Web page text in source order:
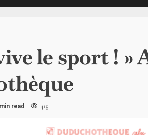
le sport ! »
read 415